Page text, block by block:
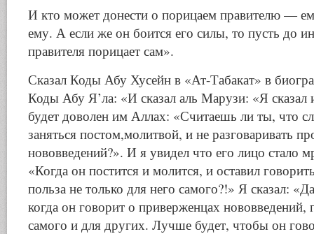
И кто может донести о порицаем правителю —
ему. А если же он боится его силы, то пусть до
правителя порицает сам».
Сказал Коды Абу Хусейн в «Ат-Табакат» в
Коды Абу Я’ла: «И сказал аль Марузи: «Я
будет доволен им Аллах: «Считаешь ли ты, что
заняться постом,молитвой, и не разговаривать
нововведений?». И я увидел что его лицо стало
«Когда он постится и молится, и оставил
польза не только для него самого?!» Я сказал:
когда он говорит о приверженцах нововведений,
самого и для других. Лучше будет, чтобы он